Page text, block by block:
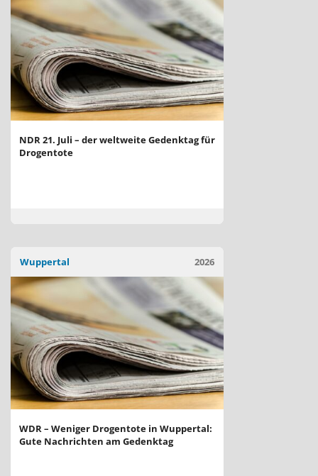
NDR 21. Juli – der weltweite Gedenktag für
Drogentote
2026
Wuppertal
WDR – Weniger Drogentote in Wuppertal:
Gute Nachrichten am Gedenktag